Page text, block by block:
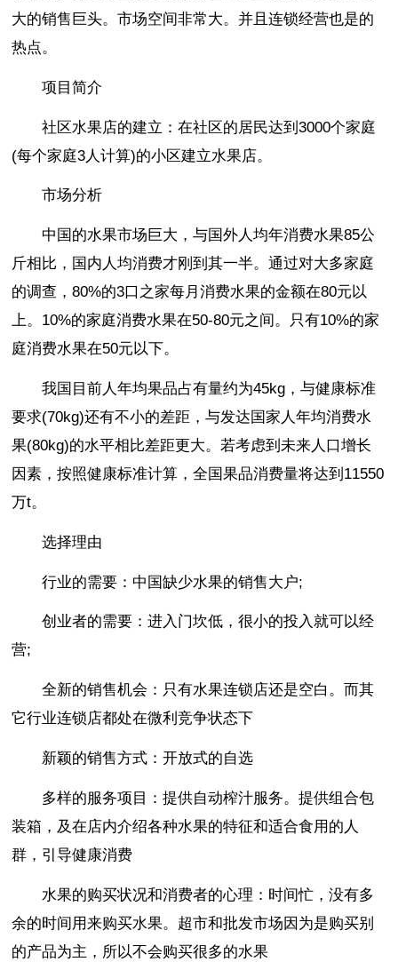
大的销售巨头。市场空间非常大。并且连锁经营也是的
热点。
项目简介
社区水果店的建立：在社区的居民达到3000个家庭
(每个家庭3人计算)的小区建立水果店。
市场分析
中国的水果市场巨大，与国外人均年消费水果85公
斤相比，国内人均消费才刚到其一半。通过对大多家庭
的调查，80%的3口之家每月消费水果的金额在80元以
上。10%的家庭消费水果在50-80元之间。只有10%的家
庭消费水果在50元以下。
我国目前人年均果品占有量约为45kg，与健康标准
要求(70kg)还有不小的差距，与发达国家人年均消费水
果(80kg)的水平相比差距更大。若考虑到未来人口增长
因素，按照健康标准计算，全国果品消费量将达到11550
万t。
选择理由
行业的需要：中国缺少水果的销售大户;
创业者的需要：进入门坎低，很小的投入就可以经
营;
全新的销售机会：只有水果连锁店还是空白。而其
它行业连锁店都处在微利竞争状态下
新颖的销售方式：开放式的自选
多样的服务项目：提供自动榨汁服务。提供组合包
装箱，及在店内介绍各种水果的特征和适合食用的人
群，引导健康消费
水果的购买状况和消费者的心理：时间忙，没有多
余的时间用来购买水果。超市和批发市场因为是购买别
的产品为主，所以不会购买很多的水果